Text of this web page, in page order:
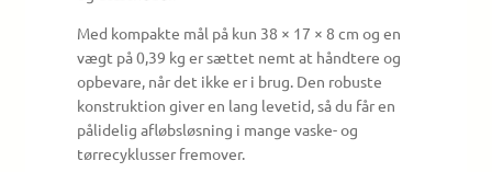
Med kompakte mål på kun 38 × 17 × 8 cm og en
vægt på 0,39 kg er sættet nemt at håndtere og
opbevare, når det ikke er i brug. Den robuste
konstruktion giver en lang levetid, så du får en
pålidelig afløbsløsning i mange vaske- og
tørrecyklusser fremover.